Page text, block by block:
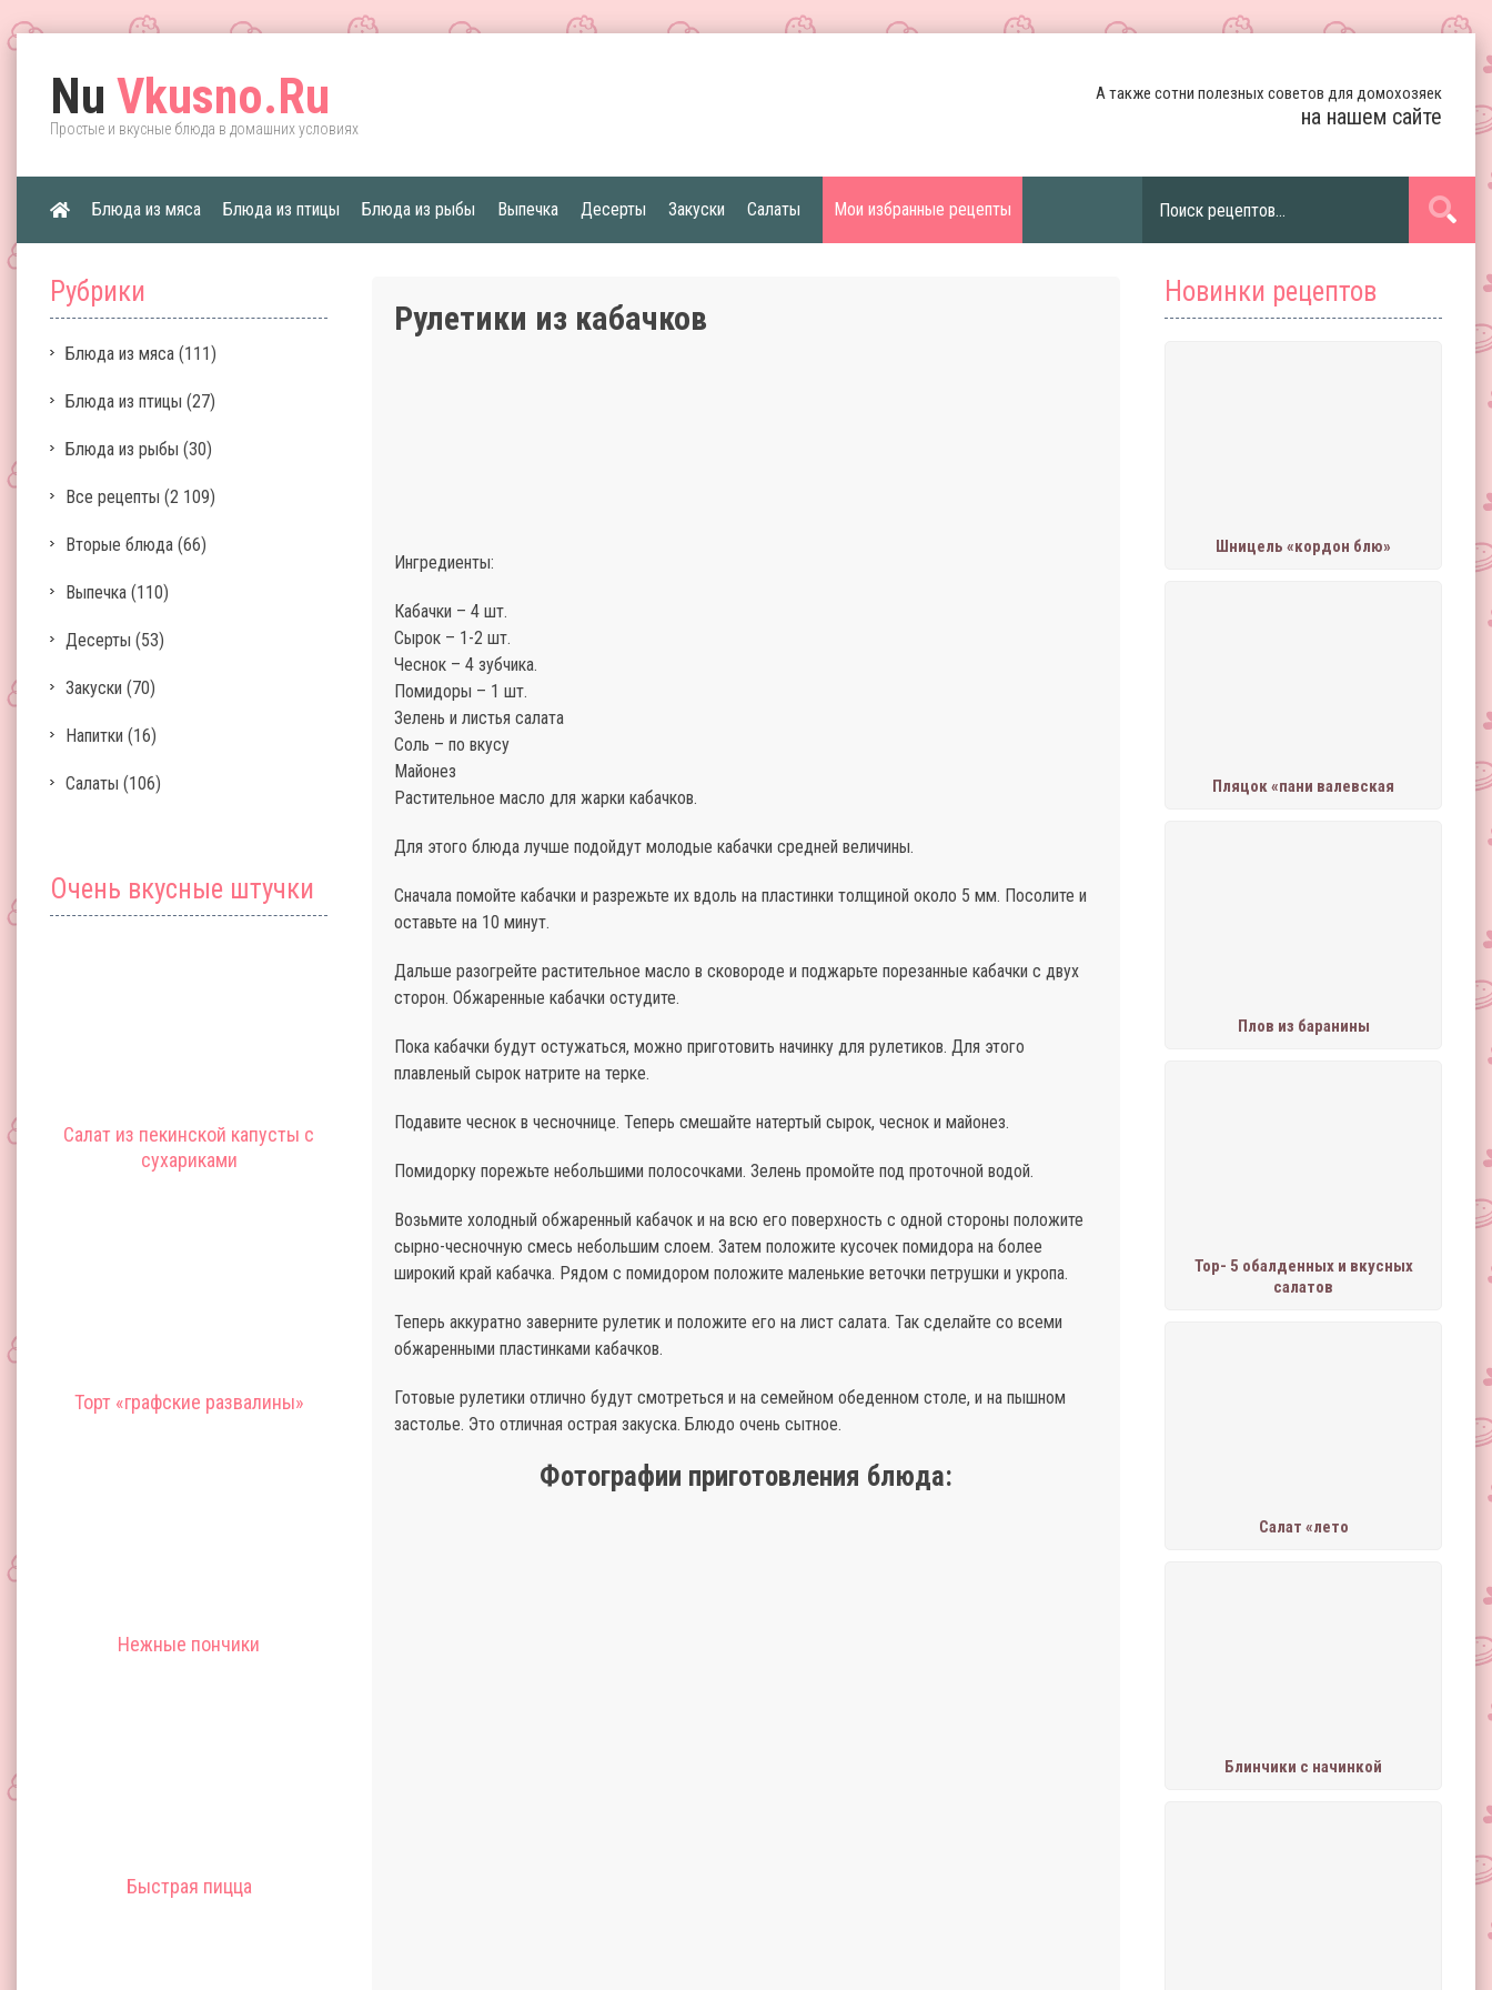
Nu Vkusno.Ru
Простые и вкусные блюда в домашних условиях
А также сотни полезных советов для домохозяек
на нашем сайте
Блюда из мяса Блюда из птицы Блюда из рыбы Выпечка Десерты Закуски Салаты Мои избранные рецепты
Рубрики
Блюда из мяса (111)
Блюда из птицы (27)
Блюда из рыбы (30)
Все рецепты (2 109)
Вторые блюда (66)
Выпечка (110)
Десерты (53)
Закуски (70)
Напитки (16)
Салаты (106)
Очень вкусные штучки
Салат из пекинской капусты с
сухариками
Торт «графские развалины»
Нежные пончики
Быстрая пицца
Новинки рецептов
Шницель «кордон блю»
Пляцок «пани валевская
Плов из баранины
Тор- 5 обалденных и вкусных
салатов
Салат «лето
Блинчики с начинкой
Рулетики из кабачков
Ингредиенты:
Кабачки – 4 шт.
Сырок – 1-2 шт.
Чеснок – 4 зубчика.
Помидоры – 1 шт.
Зелень и листья салата
Соль – по вкусу
Майонез
Растительное масло для жарки кабачков.
Для этого блюда лучше подойдут молодые кабачки средней величины.
Сначала помойте кабачки и разрежьте их вдоль на пластинки толщиной около 5 мм. Посолите и
оставьте на 10 минут.
Дальше разогрейте растительное масло в сковороде и поджарьте порезанные кабачки с двух
сторон. Обжаренные кабачки остудите.
Пока кабачки будут остужаться, можно приготовить начинку для рулетиков. Для этого
плавленый сырок натрите на терке.
Подавите чеснок в чесночнице. Теперь смешайте натертый сырок, чеснок и майонез.
Помидорку порежьте небольшими полосочками. Зелень промойте под проточной водой.
Возьмите холодный обжаренный кабачок и на всю его поверхность с одной стороны положите
сырно-чесночную смесь небольшим слоем. Затем положите кусочек помидора на более
широкий край кабачка. Рядом с помидором положите маленькие веточки петрушки и укропа.
Теперь аккуратно заверните рулетик и положите его на лист салата. Так сделайте со всеми
обжаренными пластинками кабачков.
Готовые рулетики отлично будут смотреться и на семейном обеденном столе, и на пышном
застолье. Это отличная острая закуска. Блюдо очень сытное.
Фотографии приготовления блюда: